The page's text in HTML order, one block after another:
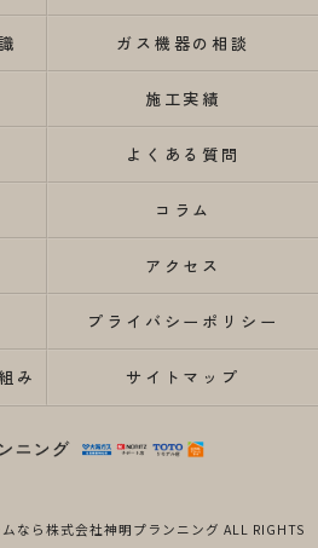
ガス機器の相談
施工実績
よくある質問
コラム
アクセス
プライバシーポリシー
み サイトマップ
なら株式会社神明プランニング ALL RIGHTS